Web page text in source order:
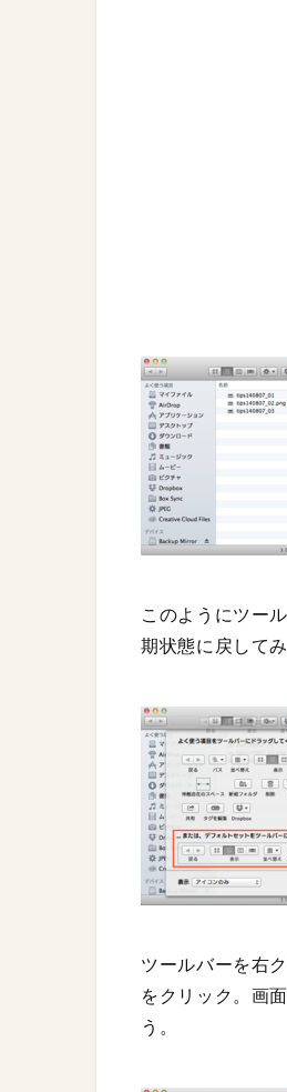
このようにツー
期状態に戻してみ
ツールバーを右
をクリック。画
う。